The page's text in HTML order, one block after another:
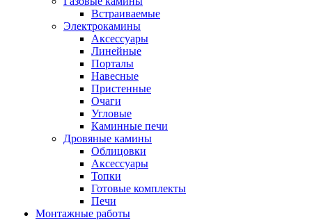
Встраиваемые
Электрокамины
Аксессуары
Линейные
Порталы
Навесные
Пристенные
Очаги
Угловые
Каминные печи
Дровяные камины
Облицовки
Аксессуары
Топки
Готовые комплекты
Печи
Монтажные работы